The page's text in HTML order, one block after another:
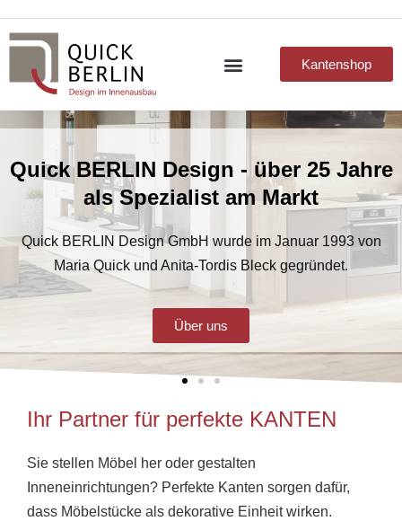
Kantenshop
Quick BERLIN Design - über 25 Jahre
als Spezialist am Markt
Quick BERLIN Design GmbH wurde im Januar 1993 von
Maria Quick und Anita-Tordis Bleck gegründet.
Über uns
Ihr Partner für perfekte KANTEN
Sie stellen Möbel her oder gestalten
Inneneinrichtungen? Perfekte Kanten sorgen dafür,
dass Möbelstücke als dekorative Einheit wirken.